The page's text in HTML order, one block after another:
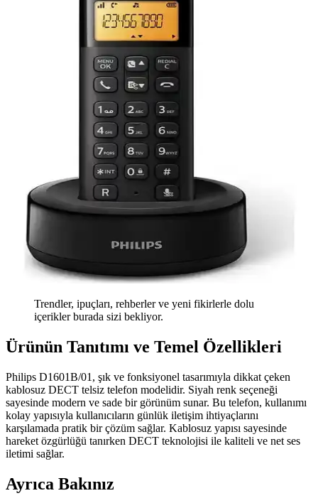
Trendler, ipuçları, rehberler ve yeni fikirlerle dolu
içerikler burada sizi bekliyor.
Ürünün Tanıtımı ve Temel Özellikleri
Philips D1601B/01, şık ve fonksiyonel tasarımıyla dikkat çeken
kablosuz DECT telsiz telefon modelidir. Siyah renk seçeneği
sayesinde modern ve sade bir görünüm sunar. Bu telefon, kullanımı
kolay yapısıyla kullanıcıların günlük iletişim ihtiyaçlarını
karşılamada pratik bir çözüm sağlar. Kablosuz yapısı sayesinde
hareket özgürlüğü tanırken DECT teknolojisi ile kaliteli ve net ses
iletimi sağlar.
Ayrıca Bakınız